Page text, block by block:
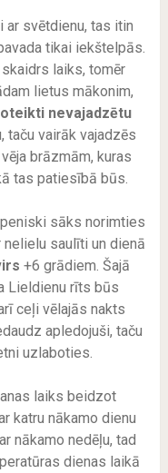
svētdienu, tas itin
tikai iekštelpās.
laiks, tomēr
lietus mākonim,
nevajadzētu
taču vairāk vajadzēs
brāzmām, kuras
tas patiesībā būs.
sāks norimties
saulīti un dienā
+6 grādiem. Šajā
Lieldienu rīts būs
ceļi vēlajās nakts
apledojuši, taču
uzlaboties.
laiks beidzot
katru nākamo dienu
nākamo nedēļu, tad
dienas laikā